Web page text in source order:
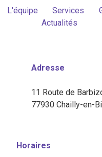
L'équipe Services
Actualités
Adresse
11 Route de
77930 Chailly-en-
Horaires